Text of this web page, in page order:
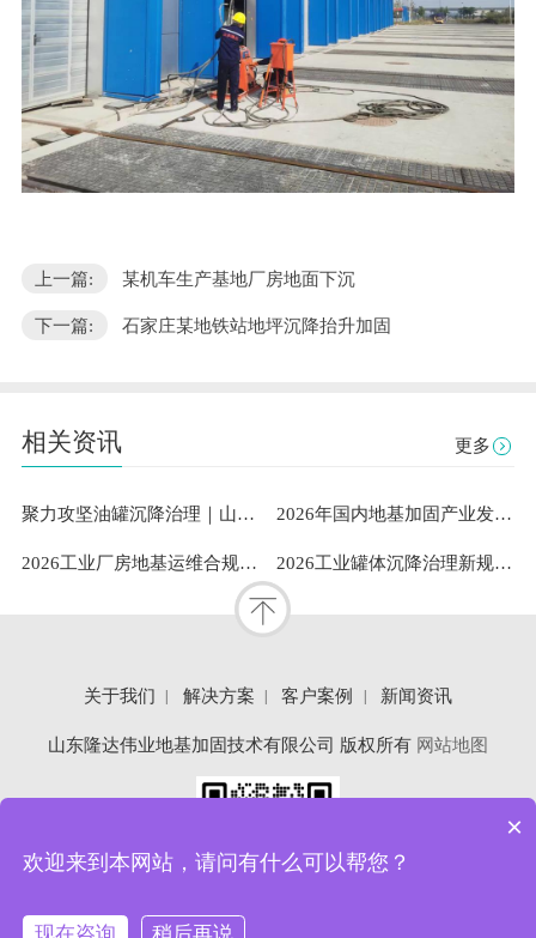
上一篇: 某机车生产基地厂房地面下沉
下一篇: 石家庄某地铁站地坪沉降抬升加固
相关资讯 更多
聚力攻坚油罐沉降治理｜山东隆达伟业助力中石油通辽油库筑牢安全根基 2026年国内地基加固产业发展洞察：既有建筑安全与工业需求下山东隆达伟业地基加固技术有限公司成熟案例与服务能力解析
2026工业厂房地基运维合规指南：专业地坪修复服务商的稳定性测评与选型参考 2026工业罐体沉降治理新规范：标准化扶正流程与专业服务体系深度解析
关于我们 解决方案 客户案例 新闻资讯
山东隆达伟业地基加固技术有限公司 版权所有 网站地图
×
欢迎来到本网站，请问有什么可以帮您？
现在咨询 稍后再说